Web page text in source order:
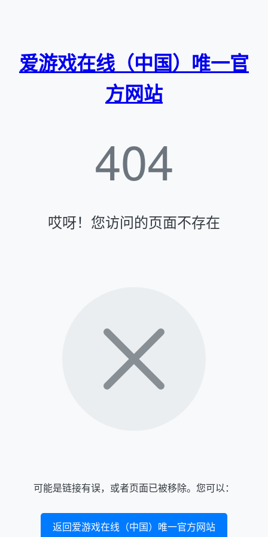
爱游戏在线（中国）唯一官
方网站
404
哎呀！您访问的页面不存在
可能是链接有误，或者页面已被移除。您可以：
返回爱游戏在线（中国）唯一官方网站